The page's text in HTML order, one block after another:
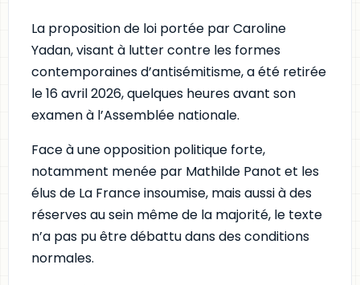
La proposition de loi portée par Caroline
Yadan, visant à lutter contre les formes
contemporaines d’antisémitisme, a été retirée
le 16 avril 2026, quelques heures avant son
examen à l’Assemblée nationale.
Face à une opposition politique forte,
notamment menée par Mathilde Panot et les
élus de La France insoumise, mais aussi à des
réserves au sein même de la majorité, le texte
n’a pas pu être débattu dans des conditions
normales.